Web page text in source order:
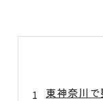
東神奈川